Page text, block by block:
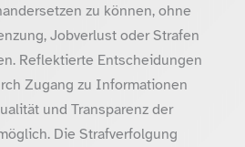
zu können, ohne
Jobverlust oder Strafen
Reflektierte Entscheidungen
Zugang zu Informationen
und Transparenz der
Die Strafverfolgung